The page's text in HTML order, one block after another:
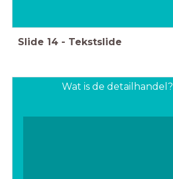
Slide 14 - Tekstslide
Wat is de detailhandel?